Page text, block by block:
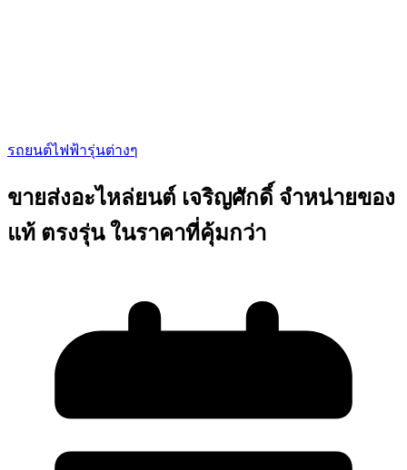
รถยนต์ไฟฟ้ารุ่นต่างๆ
ขายส่งอะไหล่ยนต์ เจริญศักดิ์ จำหน่ายของ
แท้ ตรงรุ่น ในราคาที่คุ้มกว่า